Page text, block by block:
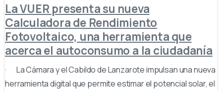
La VUER presenta su nueva
Calculadora de Rendimiento
Fotovoltaico, una herramienta que
acerca el autoconsumo a la ciudadanía
· La Cámara y el Cabildo de Lanzarote impulsan una nueva
herramienta digital que permite estimar el potencial solar, el